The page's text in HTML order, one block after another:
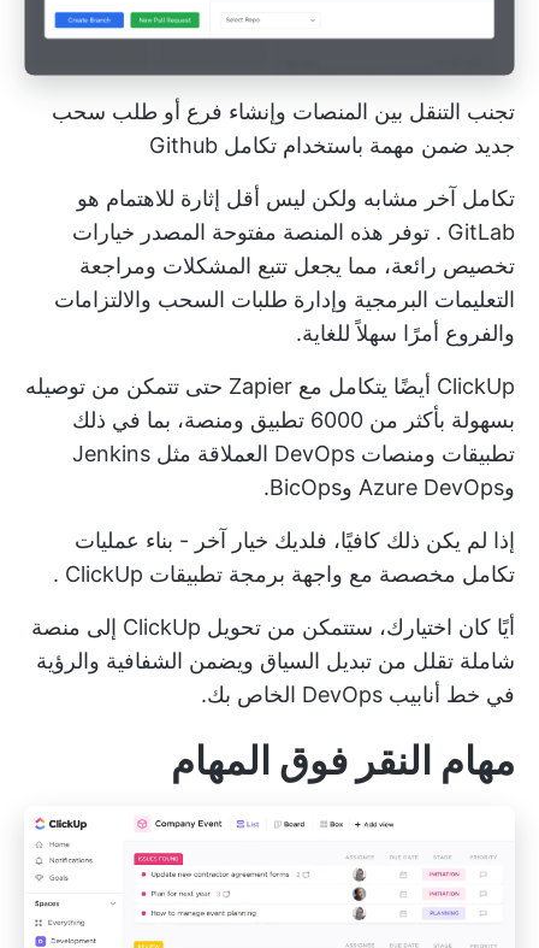
تجنب التنقل بين المنصات وإنشاء فرع أو طلب سحب
جديد ضمن مهمة باستخدام تكامل Github
تكامل آخر مشابه ولكن ليس أقل إثارة للاهتمام هو
GitLab . توفر هذه المنصة مفتوحة المصدر خيارات
تخصيص رائعة، مما يجعل تتبع المشكلات ومراجعة
التعليمات البرمجية وإدارة طلبات السحب والالتزامات
والفروع أمرًا سهلاً للغاية.
ClickUp أيضًا يتكامل مع Zapier
حتى تتمكن من توصيله
بسهولة بأكثر من 6000 تطبيق ومنصة، بما في ذلك
تطبيقات ومنصات DevOps العملاقة مثل Jenkins
وAzure DevOps وBicOps.
إذا لم يكن ذلك كافيًا، فلديك خيار آخر - بناء عمليات
تكامل مخصصة مع واجهة برمجة تطبيقات ClickUp .
أيًا كان اختيارك، ستتمكن من تحويل ClickUp إلى منصة
شاملة تقلل من تبديل السياق ويضمن الشفافية والرؤية
في خط أنابيب DevOps الخاص بك.
مهام النقر فوق المهام